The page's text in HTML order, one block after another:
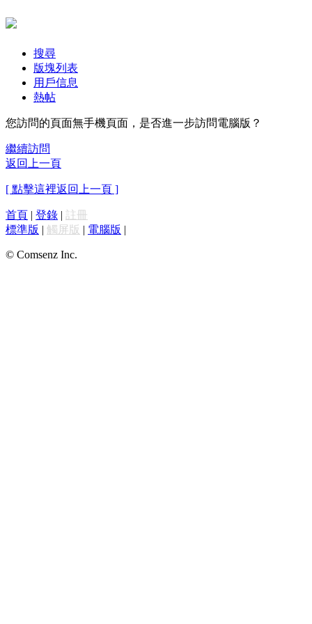
搜尋
版塊列表
用戶信息
熱帖
您訪問的頁面無手機頁面，是否進一步訪問電腦版？
繼續訪問
返回上一頁
[ 點擊這裡返回上一頁 ]
首頁 | 登錄 | 註冊
標準版 | 觸屏版 | 電腦版 |
© Comsenz Inc.